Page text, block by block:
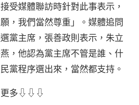
受媒體聯訪時針對此事表示，
，我們當然尊重」。媒體追問
黨主席，張善政則表示，朱立
，他認為黨主席不管是誰、什
黨程序選出來，當然都支持。
更多⇩⇩⇩